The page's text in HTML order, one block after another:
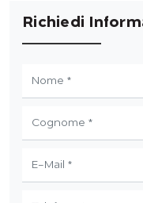
Richiedi